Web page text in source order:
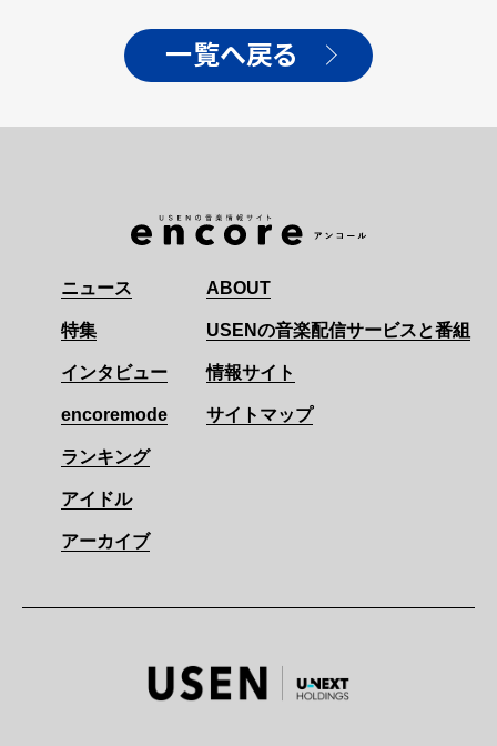
一覧へ戻る
ニュース
特集
インタビュー
encoremode
ランキング
アイドル
アーカイブ
ABOUT
USENの音楽配信サービスと番組
情報サイト
サイトマップ